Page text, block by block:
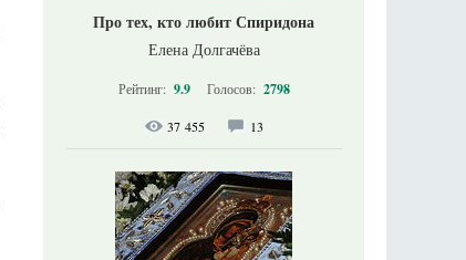
Про тех, кто любит Спиридона
Елена Долгачёва
Рейтинг: 9.9 Голосов: 2798
37 455 13